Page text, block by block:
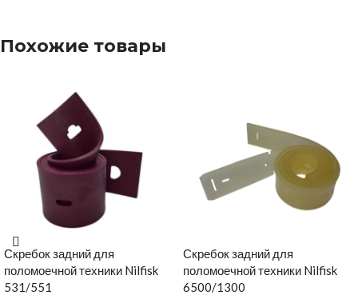
Похожие товары
Скребок задний для
поломоечной техники Nilfisk
531/551
Скребок задний для
поломоечной техники Nilfisk
6500/1300